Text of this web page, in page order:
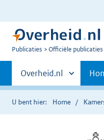
U
Publicaties Officiële publicaties
Primaire
navigatie
Andere
sites
binnen
Overheid.nl
U bent hier: Home